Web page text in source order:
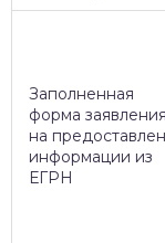
Заполненная
форма заявления
на
информации из
ЕГРН